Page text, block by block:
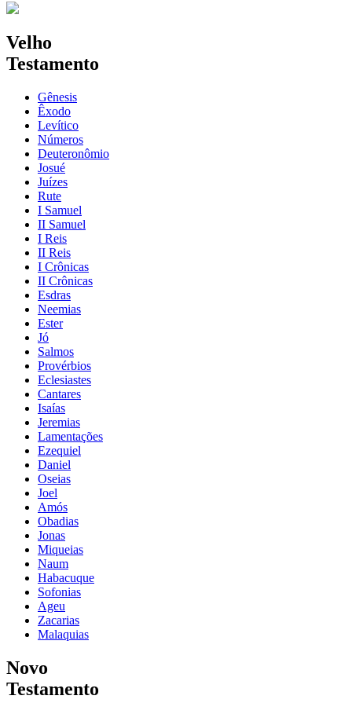
Velho
Testamento
Gênesis
Êxodo
Levítico
Números
Deuteronômio
Josué
Juízes
Rute
I Samuel
II Samuel
I Reis
II Reis
I Crônicas
II Crônicas
Esdras
Neemias
Ester
Jó
Salmos
Provérbios
Eclesiastes
Cantares
Isaías
Jeremias
Lamentações
Ezequiel
Daniel
Oseias
Joel
Amós
Obadias
Jonas
Miqueias
Naum
Habacuque
Sofonias
Ageu
Zacarias
Malaquias
Novo
Testamento